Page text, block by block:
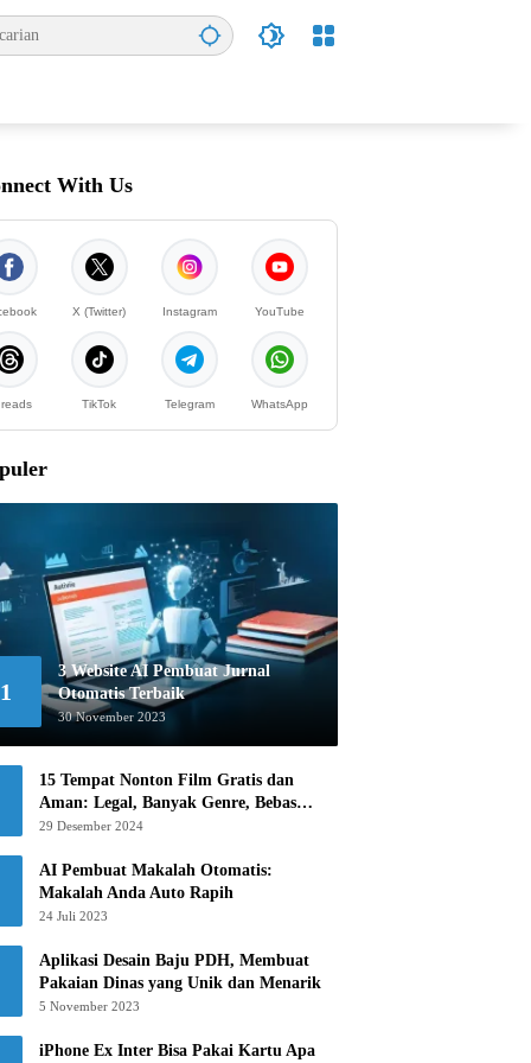
With Us
X (Twitter) Instagram YouTube
TikTok Telegram WhatsApp
1
3 Website AI Pembuat Jurnal
Otomatis Terbaik
30 November 2023
15 Tempat Nonton Film Gratis dan
Aman: Legal, Banyak Genre, Bebas
Khawatir!
29 Desember 2024
AI Pembuat Makalah Otomatis:
Makalah Anda Auto Rapih
24 Juli 2023
Aplikasi Desain Baju PDH, Membuat
Pakaian Dinas yang Unik dan Menarik
5 November 2023
iPhone Ex Inter Bisa Pakai Kartu Apa